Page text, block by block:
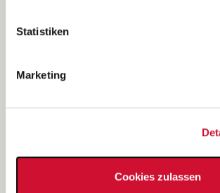
unsererDatenschutzerklärung
Statistiken
Marketing
Cookies zulassen
(Ein Tochterunternehmen des AWO
e.V.)
Bewerbung als Altenpflegehelfer*in
Bewerbung als Erzieher*in